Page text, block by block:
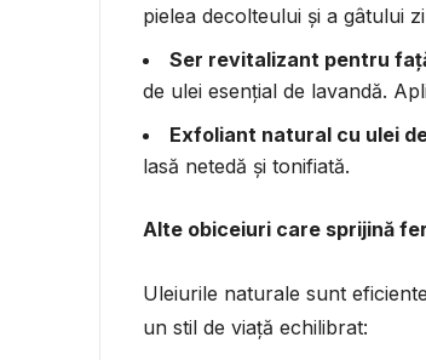
pielea decolteului și a gâtului
Ser revitalizant pentru
de ulei esențial de lavandă.
Exfoliant natural cu ulei
lasă netedă și tonifiată.
Alte obiceiuri care sprijină
Uleiurile naturale sunt
un stil de viață echilibrat: